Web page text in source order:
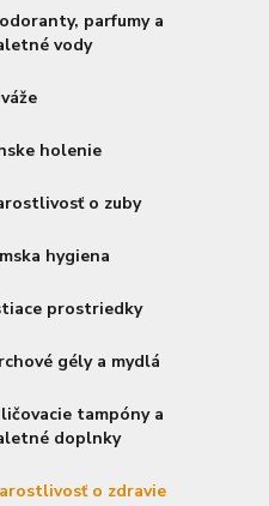
parfumy a
vody
holenie
o zuby
hygiena
prostriedky
gély a mydlá
tampóny a
doplnky
o zdravie